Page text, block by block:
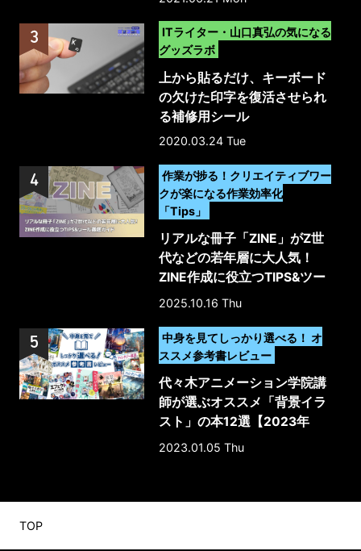
ITライター・山口真弘の気になる
グッズラボ
上から貼るだけ、キーボード
の欠けた印字を復活させられ
る補修用シール
2020.03.24 Tue
作業が捗る！クリエイティブワー
クが楽になる作業効率化
「Tips」
リアルな冊子「ZINE」がZ世
代などの若年層に大人気！
ZINE作成に役立つTIPS&ツー
ル徹底ガイド
2025.10.16 Thu
中身を見てしっかり選べる！ オ
ススメ参考書レビュー
代々木アニメーション学院講
師が選ぶオススメ「背景イラ
スト」の本12選【2023年
版】
2023.01.05 Thu
TOP